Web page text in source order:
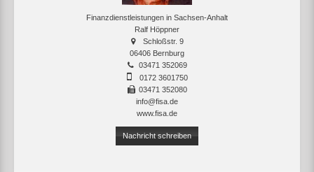
Finanzdienstleistungen in Sachsen-Anhalt
Ralf Höppner
Schloßstr. 9
06406 Bernburg
03471 352069
0172 3601750
03471 352080
info@fisa.de
www.fisa.de
Nachricht schreiben